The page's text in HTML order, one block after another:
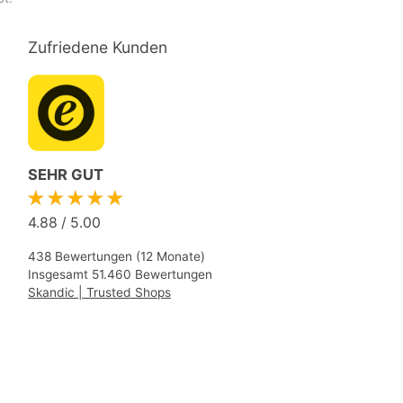
Zufriedene Kunden
SEHR GUT
★★★★★
4.88 / 5.00
438 Bewertungen (12 Monate)
Insgesamt 51.460 Bewertungen
Skandic | Trusted Shops